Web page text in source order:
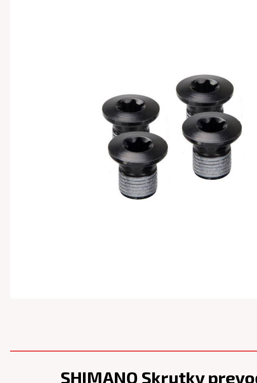
SHIMANO Skrutky